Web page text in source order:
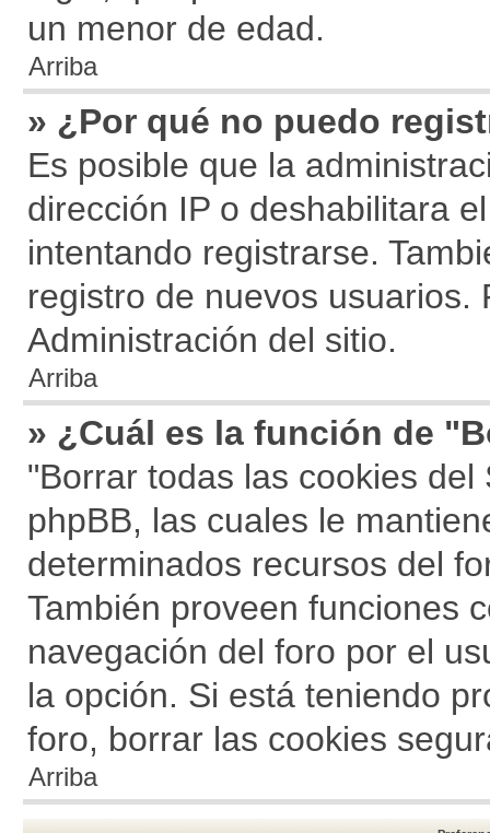
un menor de edad.
Arriba
» ¿Por qué no puedo
Es posible que la
dirección IP o deshabilitara
intentando registrarse.
registro de nuevos
Administración del sitio.
Arriba
» ¿Cuál es la función de
"Borrar todas las cookies
phpBB, las cuales le
determinados recursos del
También proveen funciones
navegación del foro por el
la opción. Si está teniendo
foro, borrar las cookies
Arriba